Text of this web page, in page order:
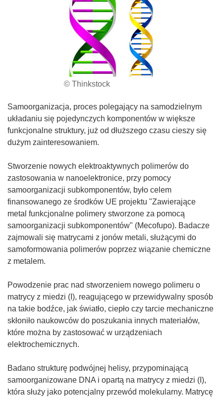
© Thinkstock
Samoorganizacja, proces polegający na samodzielnym
układaniu się pojedynczych komponentów w większe
funkcjonalne struktury, już od dłuższego czasu cieszy się
dużym zainteresowaniem.
Stworzenie nowych elektroaktywnych polimerów do
zastosowania w nanoelektronice, przy pomocy
samoorganizacji subkomponentów, było celem
finansowanego ze środków UE projektu "Zawierające
metal funkcjonalne polimery stworzone za pomocą
samoorganizacji subkomponentów" (Mecofupo). Badacze
zajmowali się matrycami z jonów metali, służącymi do
samoformowania polimerów poprzez wiązanie chemiczne
z metalem.
Powodzenie prac nad stworzeniem nowego polimeru o
matrycy z miedzi (I), reagującego w przewidywalny sposób
na takie bodźce, jak światło, ciepło czy tarcie mechaniczne
skłoniło naukowców do poszukania innych materiałów,
które można by zastosować w urządzeniach
elektrochemicznych.
Badano strukturę podwójnej helisy, przypominającą
samoorganizowane DNA i opartą na matrycy z miedzi (I),
która służy jako potencjalny przewód molekularny. Matrycę